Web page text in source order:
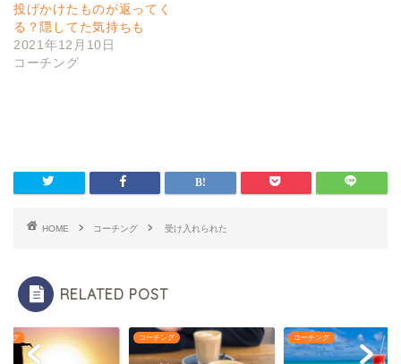
投げかけたものが返ってく
る？隠してた気持ちも
2021年12月10日
コーチング
HOME コーチング 受け入れられた
RELATED POST
ング コーチング コーチング